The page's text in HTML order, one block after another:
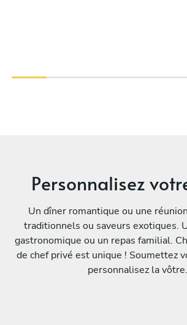
Personnalisez
Un dîner romantique ou une
traditionnels ou saveurs exotiques.
gastronomique ou un repas familial.
de chef privé est unique ! Soumettez
personnalisez la vôtre.